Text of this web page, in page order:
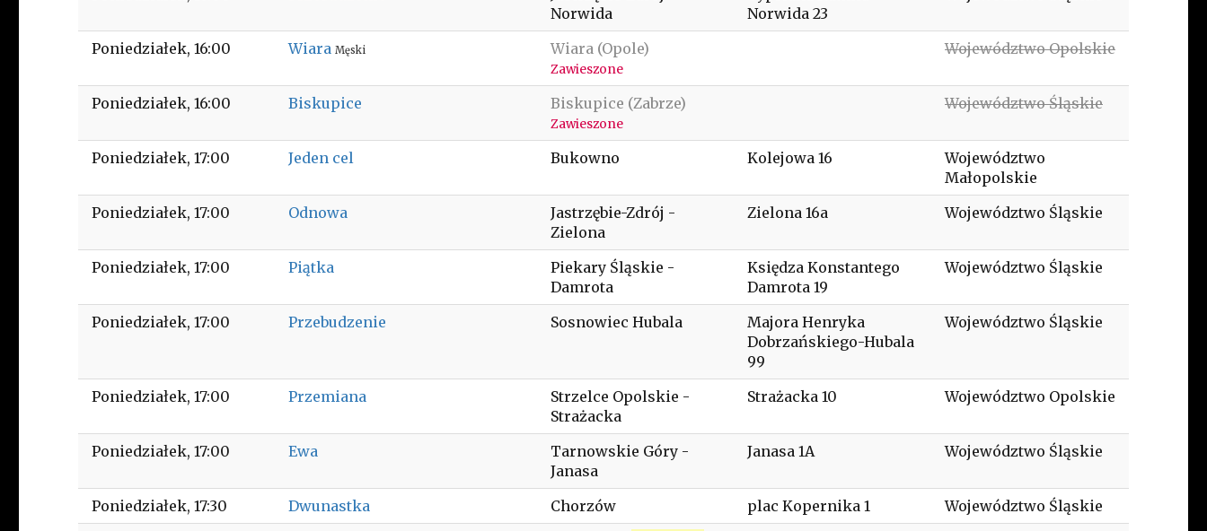
Norwida
Norwida 23
Poniedziałek 16:00 Wiara Męski Wiara (Opole)
Zawieszone
Województwo Opolskie
Poniedziałek 16:00 Biskupice Biskupice (Zabrze)
Zawieszone
Województwo Śląskie
Poniedziałek 17:00 Jeden cel Bukowno Kolejowa 16
Województwo
Małopolskie
Poniedziałek 17:00 Odnowa
Jastrzębie-Zdrój -
Zielona
Zielona 16a Województwo Śląskie
Poniedziałek 17:00 Piątka
Piekary Śląskie -
Damrota
Księdza Konstantego
Damrota 19
Województwo Śląskie
Poniedziałek 17:00 Przebudzenie Sosnowiec Hubala
Majora Henryka
Dobrzańskiego-Hubala
99
Województwo Śląskie
Poniedziałek 17:00 Przemiana
Strzelce Opolskie -
Strażacka
Strażacka 10 Województwo Opolskie
Poniedziałek 17:00 Ewa
Tarnowskie Góry -
Janasa
Janasa 1A Województwo Śląskie
Poniedziałek 17:30 Dwunastka Chorzów plac Kopernika 1
Województwo Śląskie